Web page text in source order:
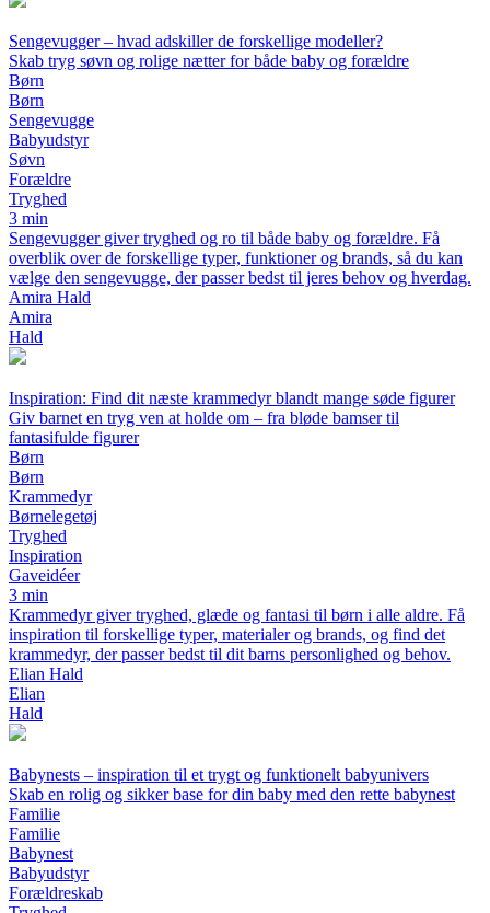
Sengevugger – hvad adskiller de forskellige modeller?
Skab tryg søvn og rolige nætter for både baby og forældre
Børn
Børn
Sengevugge
Babyudstyr
Søvn
Forældre
Tryghed
3 min
Sengevugger giver tryghed og ro til både baby og forældre. Få
overblik over de forskellige typer, funktioner og brands, så du kan
vælge den sengevugge, der passer bedst til jeres behov og hverdag.
Amira Hald
Amira
Hald
Inspiration: Find dit næste krammedyr blandt mange søde figurer
Giv barnet en tryg ven at holde om – fra bløde bamser til
fantasifulde figurer
Børn
Børn
Krammedyr
Børnelegetøj
Tryghed
Inspiration
Gaveidéer
3 min
Krammedyr giver tryghed, glæde og fantasi til børn i alle aldre. Få
inspiration til forskellige typer, materialer og brands, og find det
krammedyr, der passer bedst til dit barns personlighed og behov.
Elian Hald
Elian
Hald
Babynests – inspiration til et trygt og funktionelt babyunivers
Skab en rolig og sikker base for din baby med den rette babynest
Familie
Familie
Babynest
Babyudstyr
Forældreskab